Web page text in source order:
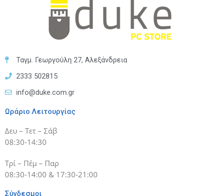
Ταγμ. Γεωργούλη 27, Αλεξάνδρεια
2333 502815
info@duke.com.gr
Ωράριο Λειτουργίας
Δευ – Τετ – Σάβ
08:30-14:30
Τρί – Πέμ – Παρ
08:30-14:00 & 17:30-21:00
Σύνδεσμοι